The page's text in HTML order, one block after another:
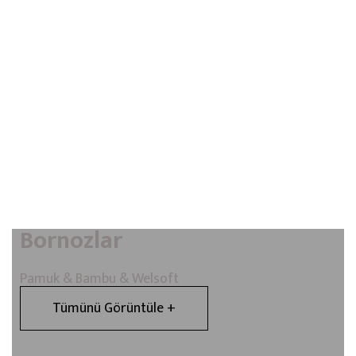
Bornozlar
Pamuk & Bambu & Welsoft
Tümünü Görüntüle +